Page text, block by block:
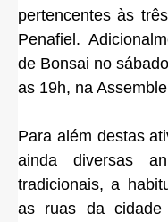
pertencentes às
Penafiel.
de Bonsai no
as 19h, na
Para além destas
ainda diversas
tradicionais, a
as ruas da cidade